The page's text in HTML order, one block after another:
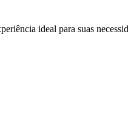
ideal para suas